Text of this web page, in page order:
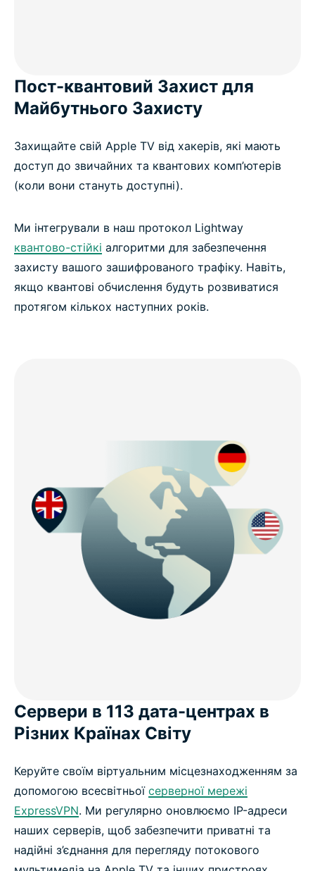
Пост-квантовий Захист для
Майбутнього Захисту
Захищайте свій Apple TV від хакерів, які мають
доступ до звичайних та квантових комп’ютерів
(коли вони стануть доступні).
Ми інтегрували в наш протокол Lightway
квантово-стійкі алгоритми для забезпечення
захисту вашого зашифрованого трафіку. Навіть,
якщо квантові обчислення будуть розвиватися
протягом кількох наступних років.
Сервери в 113 дата-центрах в
Різних Країнах Світу
Керуйте своїм віртуальним місцезнаходженням за
допомогою всесвітньої серверної мережі
ExpressVPN. Ми регулярно оновлюємо IP-адреси
наших серверів, щоб забезпечити приватні та
надійні з’єднання для перегляду потокового